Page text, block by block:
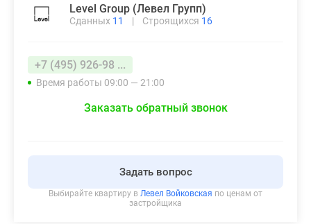
Level Group (Левел Групп)
Сданных 11 | Строящихся 16
+7 (495) 926-98 ...
Время работы 09:00 — 21:00
Заказать обратный звонок
Задать вопрос
Выбирайте квартиру в Левел Войковская по ценам от
застройщика